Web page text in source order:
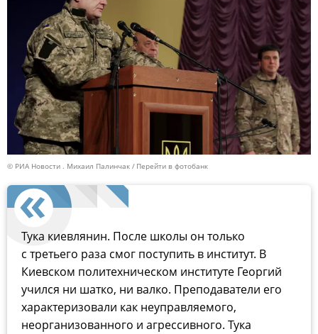
© РИА Новости . Михаил Палинчак Перейти в фотобанк
Тука киевлянин. После школы он только
с третьего раза смог поступить в институт. В
Киевском политехническом институте Георгий
учился ни шатко, ни валко. Преподаватели его
характеризовали как неуправляемого,
неорганизованного и агрессивного. Тука